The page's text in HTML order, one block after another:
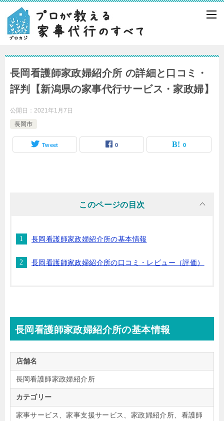
長岡看護師家政婦紹介所 の詳細と口コミ・
評判【新潟県の家事代行サービス・家政婦】
公開日： 2021年1月7日
長岡市
Tweet 0 0
このページの目次
長岡看護師家政婦紹介所の基本情報
長岡看護師家政婦紹介所の口コミ・レビュー（評価）
長岡看護師家政婦紹介所の基本情報
店舗名
長岡看護師家政婦紹介所
カテゴリー
家事サービス、家事支援サービス、家政婦紹介所、看護師